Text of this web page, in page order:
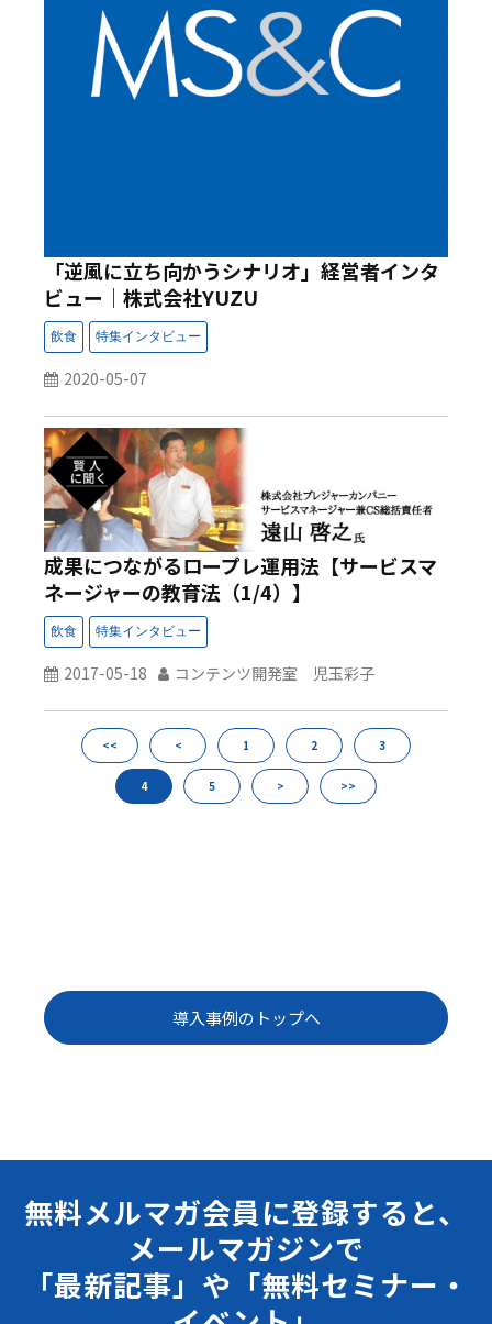
「逆風に立ち向かうシナリオ」経営者インタ
ビュー｜株式会社YUZU
2020-05-07
成果につながるロープレ運用法【サービスマ
ネージャーの教育法（1/4）】
2017-05-18 コンテンツ開発室 児玉彩子
<< < 1 2 3
4 5 > >>
導入事例のトップへ
無料メルマガ会員に登録すると、
メールマガジンで
「最新記事」や「無料セミナー・